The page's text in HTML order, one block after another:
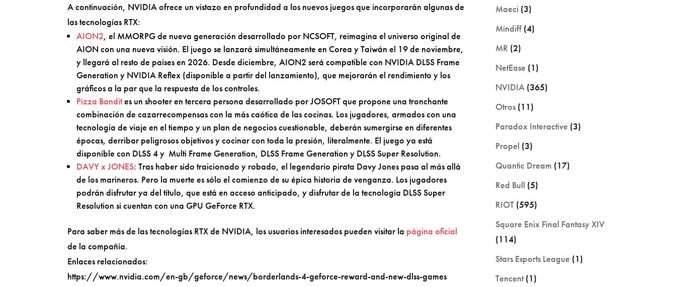
A continuación, NVIDIA ofrece un vistazo en profundidad a los nuevos juegos que incorporarán algunas de
las tecnologías RTX:
AION2, el MMORPG de nueva generación desarrollado por NCSOFT, reimagina el universo original de
AION con una nueva visión. El juego se lanzará simultáneamente en Corea y Taiwán el 19 de noviembre,
y llegará al resto de países en 2026. Desde diciembre, AION2 será compatible con NVIDIA DLSS Frame
Generation y NVIDIA Reflex (disponible a partir del lanzamiento), que mejorarán el rendimiento y los
gráficos a la par que la respuesta de los controles.
Pizza Bandites un shooter en tercera persona desarrollado por JOSOFT que propone una tronchante
combinación de cazarrecompensas con la más caótica de las cocinas. Los jugadores, armados con una
tecnología de viaje en el tiempo y un plan de negocios cuestionable, deberán sumergirse en diferentes
épocas, derribar peligrosos objetivos y cocinar con toda la presión, literalmente. El juego ya está
disponible con DLSS 4 y Multi Frame Generation, DLSS Frame Generation y DLSS Super Resolution.
DAVY x JONES: Tras haber sido traicionado y robado, el legendario pirata Davy Jones pasa al más allá
de los marineros. Pero la muerte es sólo el comienzo de su épica historia de venganza. Los jugadores
podrán disfrutar ya del título, que está en acceso anticipado, y disfrutar de la tecnología DLSS Super
Resolution si cuentan con una GPU GeForce RTX.
Para saber más de las tecnologías RTX de NVIDIA, los usuarios interesados pueden visitar la página oficial
de la compañía.
Enlaces relacionados:
https://www.nvidia.com/en-gb/geforce/news/borderlands-4-geforce-reward-and-new-dlss-games
Maeci (3)
Mindiff (4)
MR (2)
NetEase (1)
NVIDIA (365)
Otros (11)
Paradox Interactive (3)
Propel (3)
Quantic Dream (17)
Red Bull (5)
RIOT (595)
Square Enix Final Fantasy XIV
(114)
Stars Esports League (1)
Tencent(1)